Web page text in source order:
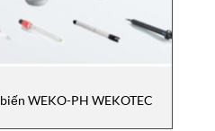
WEKO-PH WEKOTEC